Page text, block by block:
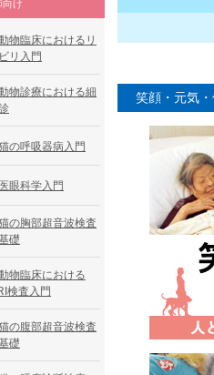
向け
物臨床におけるリ
リ入門
物診療における細
の呼吸器病入門
眼科学入門
の胸部超音波検査
礎
物臨床における
検査入門
の腹部超音波検査
礎
笑顔・元気